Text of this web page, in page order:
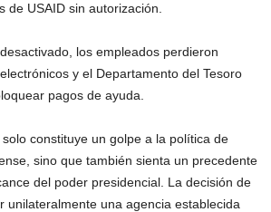
de USAID sin autorización.
los empleados perdieron
y el Departamento del Tesoro
pagos de ayuda.
constituye un golpe a la política de
sino que también sienta un precedente
del poder presidencial. La decisión de
unilateralmente una agencia establecida